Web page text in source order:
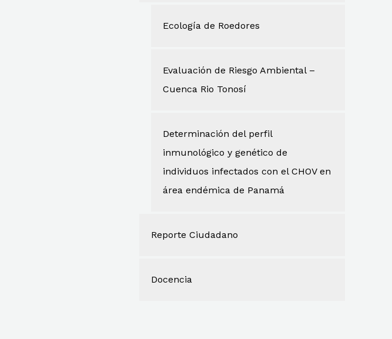
Ecología de Roedores
Evaluación de Riesgo Ambiental –
Cuenca Rio Tonosí
Determinación del perfil
inmunológico y genético de
individuos infectados con el CHOV en
área endémica de Panamá
Reporte Ciudadano
Docencia